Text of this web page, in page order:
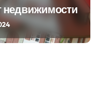
недвижимости